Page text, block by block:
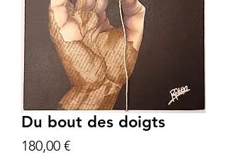
Du bout des doigts
180,00 €Prix